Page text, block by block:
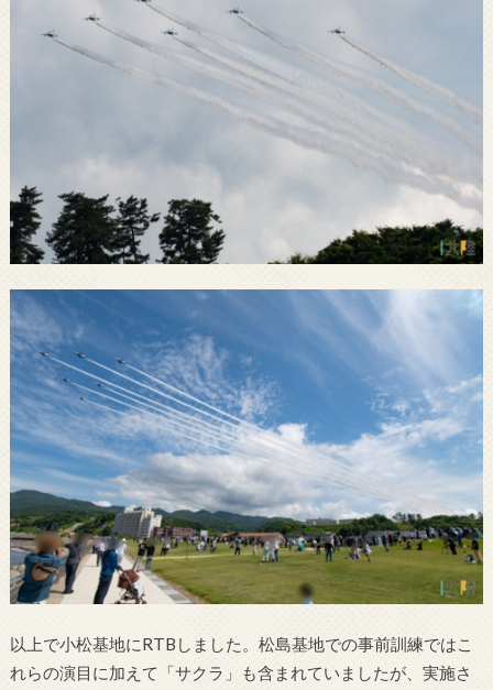
以上で小松基地にRTBしました。松島基地での事前訓練ではこ
れらの演目に加えて「サクラ」も含まれていましたが、実施さ